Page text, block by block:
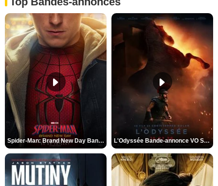
Spider-Man: Brand New Day Bande-annonce VO STFR L'Odyssée Bande-annonce VO STFR